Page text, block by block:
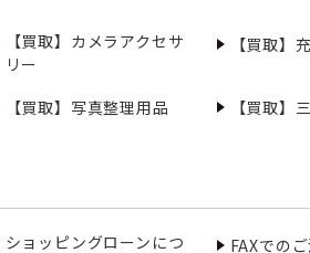
【買取】カメラアクセサ
リー
【買取】
【買取】写真整理用品 【買取】
ショッピングローンにつ FAXでの